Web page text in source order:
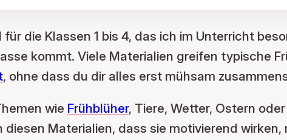
die Klassen 1 bis 4, das ich im Unterricht
kommt. Viele Materialien greifen typische
, ohne dass du dir alles erst mühsam
wie Frühblüher, Tiere, Wetter, Ostern
Materialien, dass sie motivierend